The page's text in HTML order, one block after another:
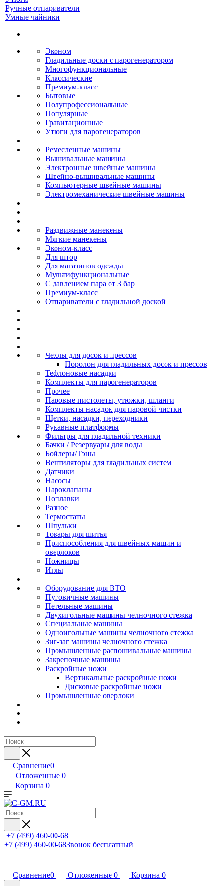
Ручные отпариватели
Умные чайники
Эконом
Гладильные доски с парогенератором
Многофункциональные
Классические
Премиум-класс
Бытовые
Полупрофессиональные
Популярные
Гравитационные
Утюги для парогенераторов
Ремесленные машины
Вышивальные машины
Электронные швейные машины
Швейно-вышивальные машины
Компьютерные швейные машины
Электромеханические швейные машины
Раздвижные манекены
Мягкие манекены
Эконом-класс
Для штор
Для магазинов одежды
Мультифункциональные
С давлением пара от 3 бар
Премиум-класс
Отпариватели с гладильной доской
Чехлы для досок и прессов
Поролон для гладильных досок и прессов
Тефлоновые насадки
Комплекты для парогенераторов
Прочее
Паровые пистолеты, утюжки, шланги
Комплекты насадок для паровой чистки
Щетки, насадки, переходники
Рукавные платформы
Фильтры для гладильной техники
Бачки / Резервуары для воды
Бойлеры/Тэны
Вентиляторы для гладильных систем
Датчики
Насосы
Пароклапаны
Поплавки
Разное
Термостаты
Шпульки
Товары для шитья
Приспособления для швейных машин и
оверлоков
Ножницы
Иглы
Оборудование для ВТО
Пуговичные машины
Петельные машины
Двухигольные машины челночного стежка
Специальные машины
Одноигольные машины челночного стежка
Зиг-заг машины челночного стежка
Промышленные распошивальные машины
Закрепочные машины
Раскройные ножи
Вертикальные раскройные ножи
Дисковые раскройные ножи
Промышленные оверлоки
Сравнение0
Отложенные 0
Корзина 0
+7 (499) 460-00-68
+7 (499) 460-00-68Звонок бесплатный
Сравнение0 Отложенные 0 Корзина 0